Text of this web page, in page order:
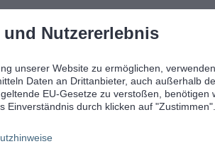
Nutzererlebnis
unserer Website zu ermöglichen, verwenden
Daten an Drittanbieter, auch außerhalb
EU-Gesetze zu verstoßen, benötigen
Einverständnis durch klicken auf "Zustimmen".